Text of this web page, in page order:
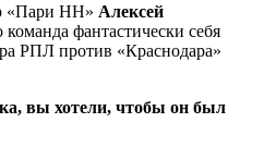
«Пари НН» Алексей
команда фантастически себя
РПЛ против «Краснодара»
вы хотели, чтобы он был